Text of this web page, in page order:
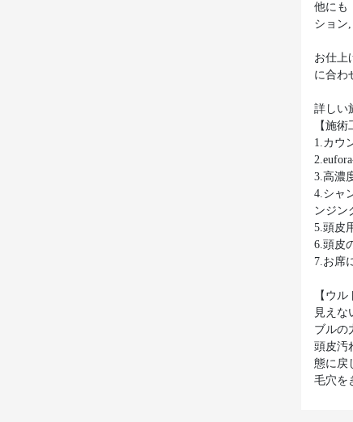
他にも
ション
お仕上
に合わ
詳しい
【施術
1.カウ
3.高濃
4.シャ
ンジン
5.頭皮
6.頭皮
7.お席
【ウ
見えな
ブルの
頭皮汚
態に戻